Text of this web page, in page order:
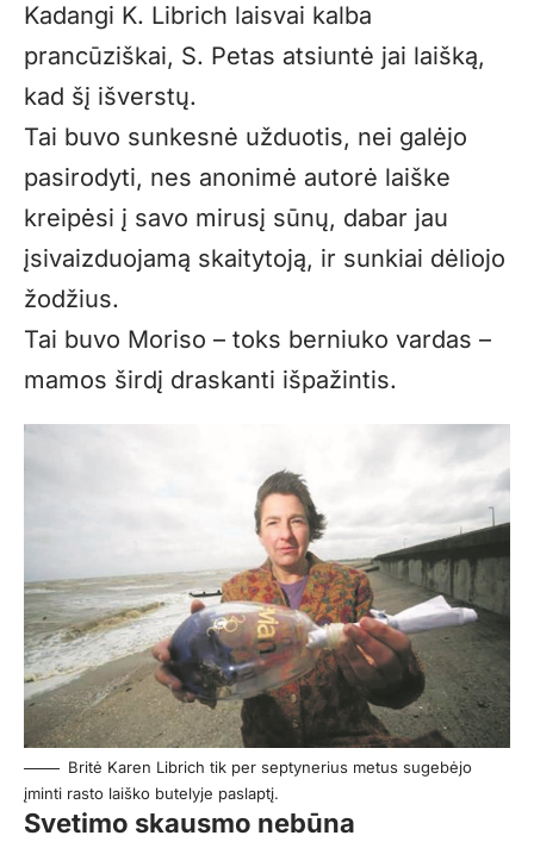
Kadangi K. Librich laisvai kalba
prancūziškai, S. Petas atsiuntė jai laišką,
kad šį išverstų.
Tai buvo sunkesnė užduotis, nei galėjo
pasirodyti, nes anonimė autorė laiške
kreipėsi į savo mirusį sūnų, dabar jau
įsivaizduojamą skaitytoją, ir sunkiai dėliojo
žodžius.
Tai buvo Moriso – toks berniuko vardas –
mamos širdį draskanti išpažintis.
Britė Karen Librich tik per septynerius metus sugebėjo
įminti rasto laiško butelyje paslaptį.
Svetimo skausmo nebūna